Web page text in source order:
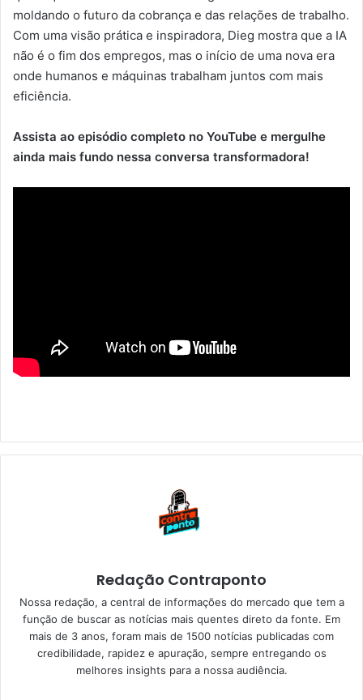
moldando o futuro da cobrança e das relações de trabalho.
Com uma visão prática e inspiradora, Dieg mostra que a IA
não é o fim dos empregos, mas o início de uma nova era
onde humanos e máquinas trabalham juntos com mais
eficiência.
Assista ao episódio completo no YouTube e mergulhe
ainda mais fundo nessa conversa transformadora!
Redação Contraponto
Nossa redação, a central de informações do mercado que tem a
função de buscar as notícias mais quentes direto da fonte. Em
mais de 3 anos, foram mais de 1500 notícias publicadas com
credibilidade, rapidez e apuração, sempre entregando os
melhores insights para a nossa audiência.